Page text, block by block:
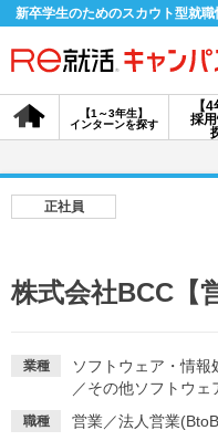
新卒学生のためのスカウト型就職
【
採
【1～3年生】
インターンを探す
会員登録
正社員
株式会社BCC【
業種 ソフトウェア・情報
／その他ソフトウェ
職種 営業／法人営業